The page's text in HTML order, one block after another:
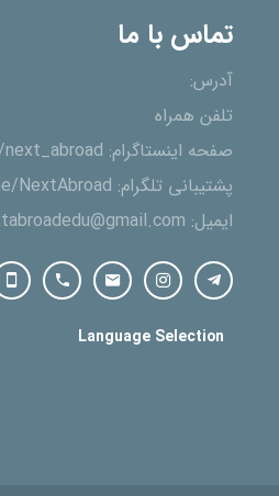
تماس با ما
آدرس:
تلفن همراه
صفحه اینستاگرام:
پشتیبانی تلگرام: NextAbroad
ایمیل:
Language Selection